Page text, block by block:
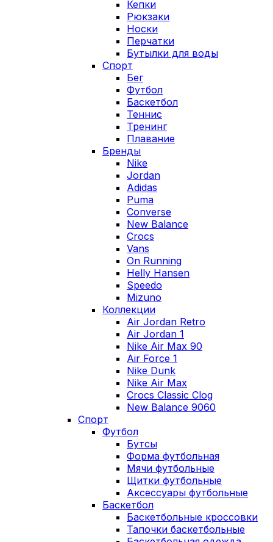
Кепки
Рюкзаки
Носки
Перчатки
Бутылки для воды
Спорт
Бег
Футбол
Баскетбол
Теннис
Тренинг
Плавание
Бренды
Nike
Jordan
Adidas
Puma
Converse
New Balance
Crocs
Vans
On Running
Helly Hansen
Speedo
Mizuno
Коллекции
Air Jordan Retro
Air Jordan 1
Nike Air Max 90
Air Force 1
Nike Dunk
Nike Air Max
Crocs Classic Clog
New Balance 9060
Спорт
Футбол
Бутсы
Форма футбольная
Мячи футбольные
Щитки футбольные
Аксессуары футбольные
Баскетбол
Баскетбольные кроссовки
Тапочки баскетбольные